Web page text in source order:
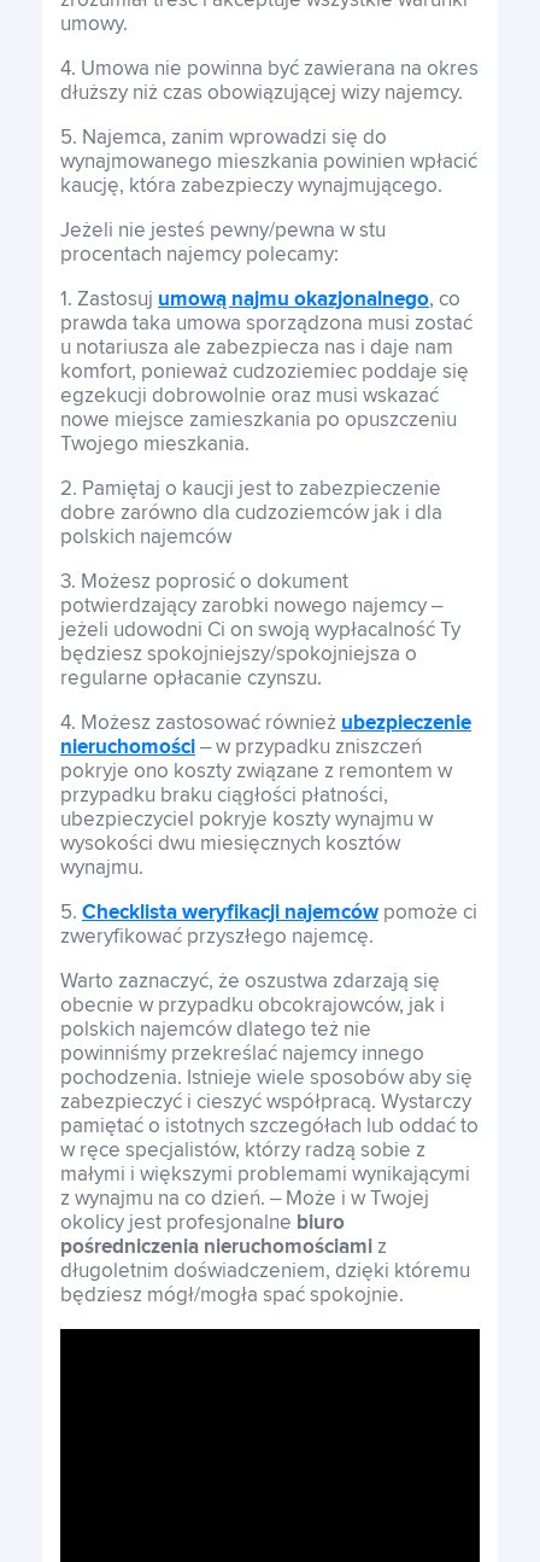
umowy.
4. Umowa nie powinna być zawierana na okres
dłuższy niż czas obowiązującej wizy najemcy.
5. Najemca, zanim wprowadzi się do
wynajmowanego mieszkania powinien wpłacić
kaucję, która zabezpieczy wynajmującego.
Jeżeli nie jesteś pewny/pewna w stu
procentach najemcy polecamy:
1. Zastosuj umową najmu okazjonalnego, co
prawda taka umowa sporządzona musi zostać
u notariusza ale zabezpiecza nas i daje nam
komfort, ponieważ cudzoziemiec poddaje się
egzekucji dobrowolnie oraz musi wskazać
nowe miejsce zamieszkania po opuszczeniu
Twojego mieszkania.
2. Pamiętaj o kaucji jest to zabezpieczenie
dobre zarówno dla cudzoziemców jak i dla
polskich najemców
3. Możesz poprosić o dokument
potwierdzający zarobki nowego najemcy –
jeżeli udowodni Ci on swoją wypłacalność Ty
będziesz spokojniejszy/spokojniejsza o
regularne opłacanie czynszu.
4. Możesz zastosować również ubezpieczenie
nieruchomości – w przypadku zniszczeń
pokryje ono koszty związane z remontem w
przypadku braku ciągłości płatności,
ubezpieczyciel pokryje koszty wynajmu w
wysokości dwu miesięcznych kosztów
wynajmu.
5. Checklista weryfikacji najemców pomoże ci
zweryfikować przyszłego najemcę.
Warto zaznaczyć, że oszustwa zdarzają się
obecnie w przypadku obcokrajowców, jak i
polskich najemców dlatego też nie
powinniśmy przekreślać najemcy innego
pochodzenia. Istnieje wiele sposobów aby się
zabezpieczyć i cieszyć współpracą. Wystarczy
pamiętać o istotnych szczegółach lub oddać to
w ręce specjalistów, którzy radzą sobie z
małymi i większymi problemami wynikającymi
z wynajmu na co dzień. – Może i w Twojej
okolicy jest profesjonalne biuro
pośredniczenia nieruchomościami z
długoletnim doświadczeniem, dzięki któremu
będziesz mógł/mogła spać spokojnie.